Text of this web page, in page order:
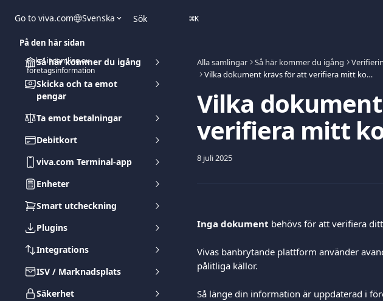
Go to viva.com Svenska Sök ⌘K
Så här kommer du igång
Skicka och ta emot
pengar
Ta emot betalningar
Debitkort
viva.com Terminal-app
Enheter
Smart utcheckning
Plugins
Integrations
ISV / Marknadsplats
Säkerhet
Alla samlingar Så här kommer du igång
Vilka dokument krävs för att verifiera mitt konto?
Vilka
verifiera mitt
8 juli 2025
Inga dokument behövs för att verifiera
Vivas banbrytande plattform använder
pålitliga källor.
Så länge din information är uppdaterad i
På den här sidan
Enkel insamling av
företagsinformation